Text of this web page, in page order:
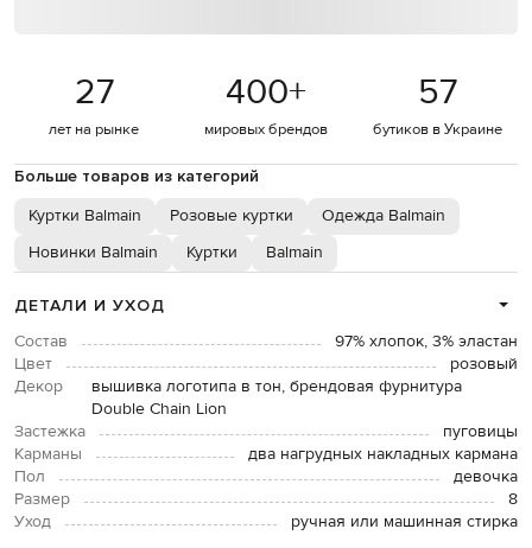
27
лет на рынке
400+
мировых брендов
57
бутиков в Украине
Больше товаров из категорий
Куртки Balmain Розовые куртки
Одежда Balmain
Новинки Balmain
Куртки Balmain
ДЕТАЛИ И УХОД
Состав
97% хлопок, 3% эластан
Цвет
розовый
Декор
вышивка логотипа в тон, брендовая фурнитура
Double Chain Lion
Застежка
пуговицы
Карманы
два нагрудных накладных кармана
Пол
девочка
Размер
8
Уход
ручная или машинная стирка